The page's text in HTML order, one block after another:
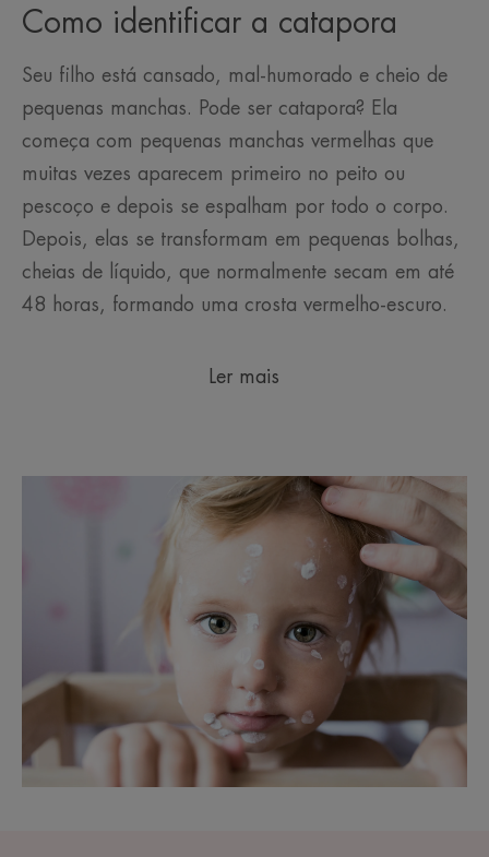
Como identificar a catapora
Seu filho está cansado, mal-humorado e cheio de
pequenas manchas. Pode ser catapora? Ela
começa com pequenas manchas vermelhas que
muitas vezes aparecem primeiro no peito ou
pescoço e depois se espalham por todo o corpo.
Depois, elas se transformam em pequenas bolhas,
cheias de líquido, que normalmente secam em até
48 horas, formando uma crosta vermelho-escuro.
Ler mais